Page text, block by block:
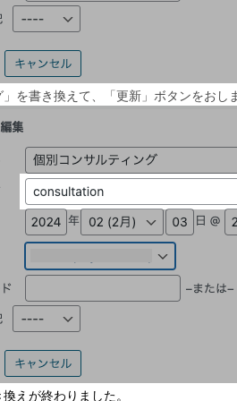
」を書き換えて、「更新」ボタンをおし
えが終わりました。